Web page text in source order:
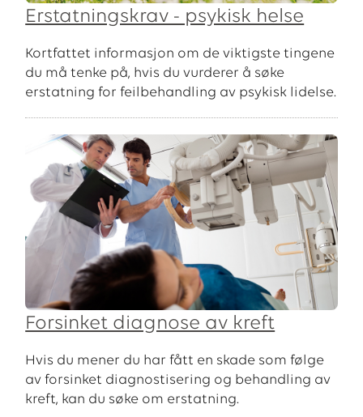
Erstatningskrav - psykisk helse
Kortfattet informasjon om de viktigste tingene
du må tenke på, hvis du vurderer å søke
erstatning for feilbehandling av psykisk lidelse.
Forsinket diagnose av kreft
Hvis du mener du har fått en skade som følge
av forsinket diagnostisering og behandling av
kreft, kan du søke om erstatning.